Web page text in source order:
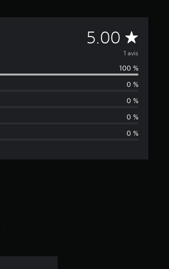
5.00 M
o
y
e
n
n
e
1 avis
100 %
0 %
0 %
0 %
0 %